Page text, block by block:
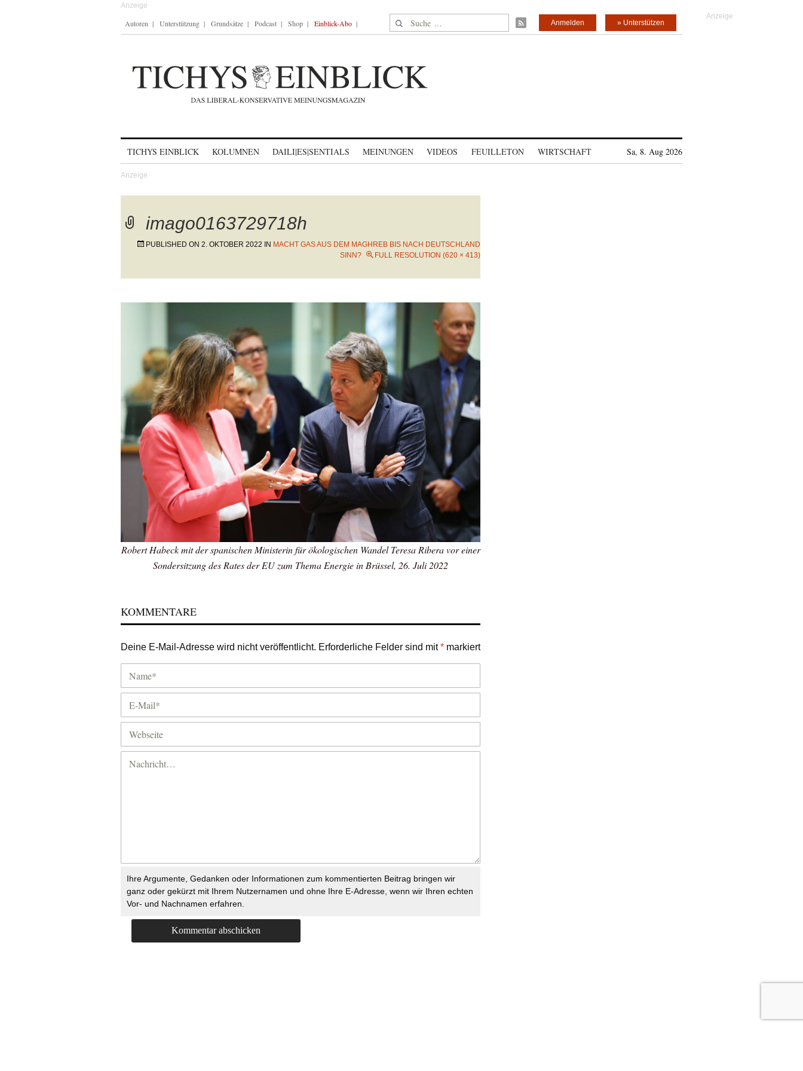
Autoren Unterstützung Grundsätze Podcast Shop Einblick-Abo Suche nach: » Unterstützen
Anmelden
TICHYS EINBLICK KOLUMNEN DAILI|ES|SENTIALS MEINUNGEN VIDEOS FEUILLETON WIRTSCHAFT Sa, 8. Aug 2026
imago0163729718h
PUBLISHED ON 2. OKTOBER 2022 IN MACHT GAS AUS DEM MAGHREB BIS NACH DEUTSCHLAND
SINN?
FULL RESOLUTION (620 × 413)
Robert Habeck mit der spanischen Ministerin für ökologischen Wandel Teresa Ribera vor einer
Sondersitzung des Rates der EU zum Thema Energie in Brüssel, 26. Juli 2022
KOMMENTARE
Deine E-Mail-Adresse wird nicht veröffentlicht. Erforderliche Felder sind mit* markiert
Ihre Argumente, Gedanken oder Informationen zum kommentierten Beitrag bringen wir
ganz oder gekürzt mit Ihrem Nutzernamen und ohne Ihre E-Adresse, wenn wir Ihren echten
Vor- und Nachnamen erfahren.